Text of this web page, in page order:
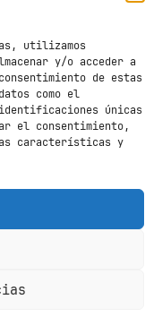
utilizamos
y/o acceder a
de estas
como el
identificaciones únicas
el consentimiento,
características y
Política de
cookies
Portugal